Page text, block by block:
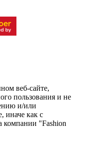
веб-сайте,
пользования и не
и/или
иначе как с
компании "Fashion